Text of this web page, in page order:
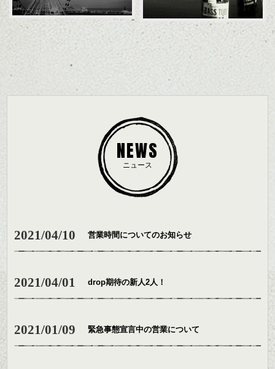
NEWS
ニュース
2021/04/10 営業時間についてのお知らせ
2021/04/01 drop期待の新人2人！
2021/01/09 緊急事態宣言中の営業について